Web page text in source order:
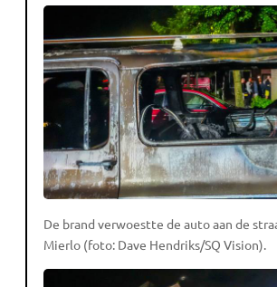
De brand verwoestte de auto aan de
Mierlo (foto: Dave Hendriks/SQ Vision).